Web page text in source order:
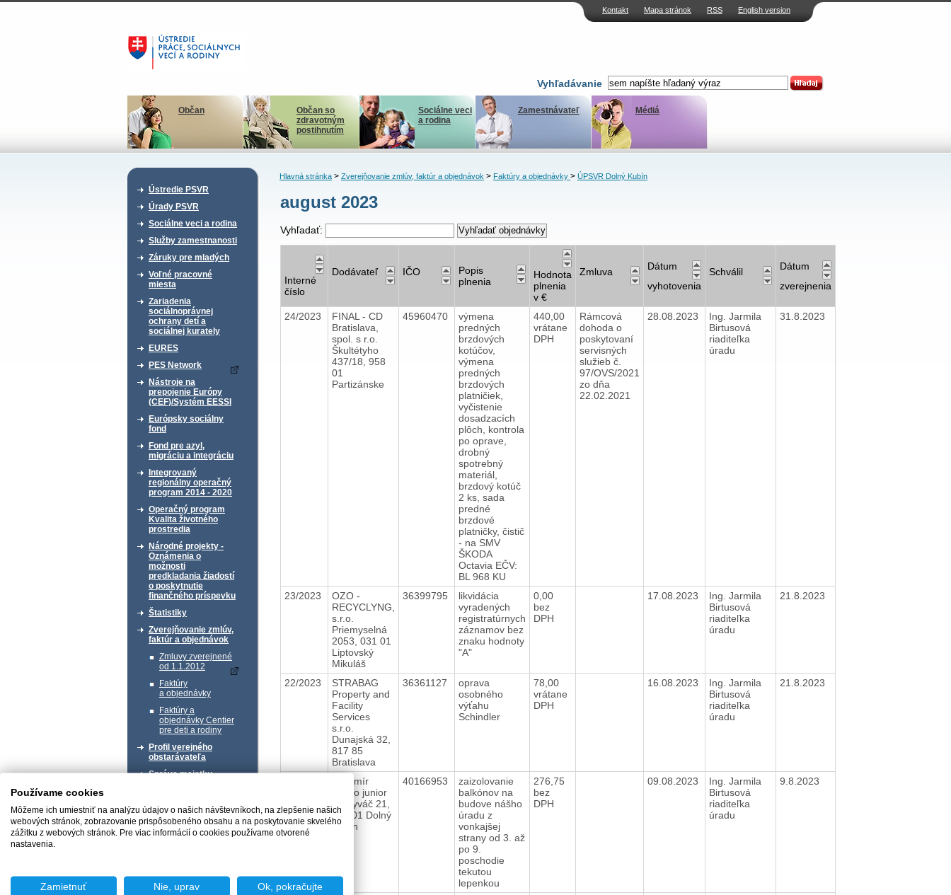
Kontakt Mapa stránok RSS English version
Vyhľadávanie
Občan
Občan so
zdravotným
postihnutím
Sociálne veci
a rodina
Zamestnávateľ Médiá
Ústredie PSVR
Úrady PSVR
Sociálne veci a rodina
Služby zamestnanosti
Záruky pre mladých
Voľné pracovné
miesta
Zariadenia
sociálnoprávnej
ochrany detí a
sociálnej kurately
EURES
PES Network
Nástroje na
prepojenie Európy
(CEF)/Systém EESSI
Európsky sociálny
fond
Fond pre azyl,
migráciu a integráciu
Integrovaný
regionálny operačný
program 2014 - 2020
Operačný program
Kvalita životného
prostredia
Národné projekty -
Oznámenia o
možnosti
predkladania žiadostí
o poskytnutie
finančného príspevku
Štatistiky
Zverejňovanie zmlúv,
faktúr a objednávok
Zmluvy zverejnené
od 1.1.2012
Faktúry
a objednávky
Faktúry a
objednávky Centier
pre deti a rodiny
Profil verejného
obstarávateľa
Správa majetku
Chcem podať podnet
Hlavná stránka> Zverejňovanie zmlúv, faktúr a objednávok> Faktúry a objednávky > ÚPSVR Dolný Kubín
august 2023
Vyhľadať:
Interné
číslo
Dodávateľ IČO
Popis
plnenia
Hodnota
plnenia
v €
Zmluva
Dátum
vyhotovenia
Schválil
Dátum
zverejnenia
24/2023
FINAL - CD
Bratislava,
spol. s r.o.
Škultétyho
437/18, 958
01
Partizánske
45960470
výmena
predných
brzdových
kotúčov,
výmena
predných
brzdových
platničiek,
vyčistenie
dosadzacích
plôch, kontrola
po oprave,
drobný
spotrebný
materiál,
brzdový kotúč
2 ks, sada
predné
brzdové
platničky, čistič
- na SMV
ŠKODA
Octavia EČV:
BL 968 KU
440,00
vrátane
DPH
Rámcová
dohoda o
poskytovaní
servisných
služieb č.
97/OVS/2021
zo dňa
22.02.2021
28.08.2023
Ing. Jarmila
Birtusová
riaditeľka
úradu
31.8.2023
23/2023
OZO -
RECYCLYNG,
s.r.o.
Priemyselná
2053, 031 01
Liptovský
Mikuláš
36399795
likvidácia
vyradených
registratúrnych
záznamov bez
znaku hodnoty
"A"
0,00
bez
DPH
17.08.2023
Ing. Jarmila
Birtusová
riaditeľka
úradu
21.8.2023
22/2023
STRABAG
Property and
Facility
Services
s.r.o.
Dunajská 32,
817 85
Bratislava
36361127
oprava
osobného
výťahu
Schindler
78,00
vrátane
DPH
16.08.2023
Ing. Jarmila
Birtusová
riaditeľka
úradu
21.8.2023
Vladimír
Fačko junior
Pokryváč 21,
026 01 Dolný
Kubín
40166953
zaizolovanie
balkónov na
budove nášho
úradu z
vonkajšej
strany od 3. až
po 9.
poschodie
tekutou
lepenkou
276,75
bez
DPH
09.08.2023
Ing. Jarmila
Birtusová
riaditeľka
úradu
9.8.2023
Používame cookies
Môžeme ich umiestniť na analýzu údajov o našich návštevníkoch, na zlepšenie našich
webových stránok, zobrazovanie prispôsobeného obsahu a na poskytovanie skvelého
zážitku z webových stránok. Pre viac informácií o cookies používame otvorené
nastavenia.
Zamietnuť Nie, uprav Ok, pokračujte